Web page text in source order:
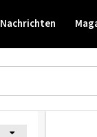
Nachrichten